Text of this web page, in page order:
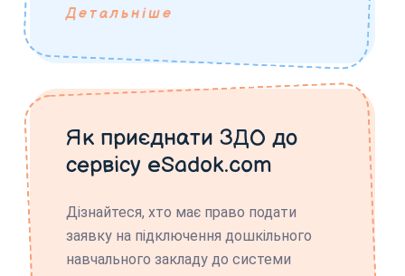
Детальніше
Як приєднати ЗДО до
сервісу eSadok.com
Дізнайтеся, хто має право подати
заявку на підключення дошкільного
навчального закладу до системи